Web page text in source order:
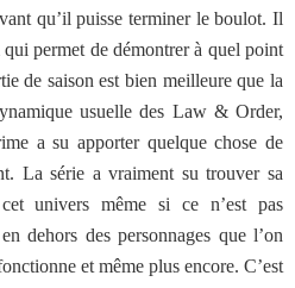
qu’il puisse terminer le boulot. Il
permet de démontrer à quel point
de saison est bien meilleure que la
usuelle des Law & Order,
a su apporter quelque chose de
La série a vraiment su trouver sa
univers même si ce n’est pas
dehors des personnages que l’on
et même plus encore. C’est